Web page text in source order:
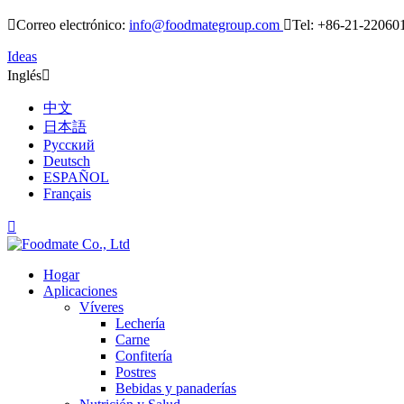
Correo electrónico: info@foodmategroup.com Tel: +86-21-
Ideas
Inglés
中文
日本語
Русский
Deutsch
ESPAÑOL
Français

Hogar
Aplicaciones
Víveres
Lechería
Carne
Confitería
Postres
Bebidas y panaderías